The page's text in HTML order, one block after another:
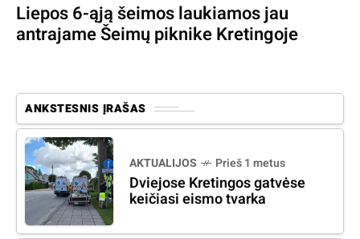
Liepos 6-ąją šeimos laukiamos jau
antrajame Šeimų piknike Kretingoje
ANKSTESNIS ĮRAŠAS
AKTUALIJOS Prieš 1 metus
Dviejose Kretingos gatvėse
keičiasi eismo tvarka